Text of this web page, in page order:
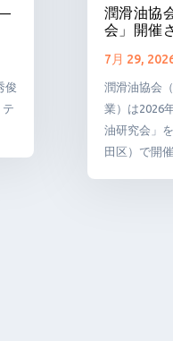
―
俊
テ
潤滑油協
会」開催
7月 29,
潤滑油協会
業）は2026
油研究会」
田区）で開催